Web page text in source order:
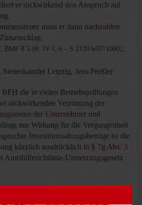
er rückwirkend den Anspruch auf
muss er dann nachzahlen
BMF 8.5.09, IV C 6 – S 2139 b/07/10002,
Steuerkanzlei Leipzig, Jens Preßler
BFH die in vielen Betriebsprüfungen
rückwirkenden Verzinsung der
der Unternehmer und
nur Wirkung für die Vergangenheit
Investitionsabzugsbeträge ist die
kürzlich ausdrücklich in § 7g Abs. 3
Amtshilferichtlinie-Umsetzungsgesetz